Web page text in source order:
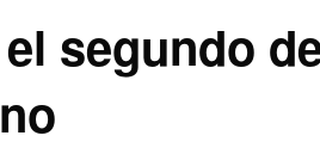
segundo